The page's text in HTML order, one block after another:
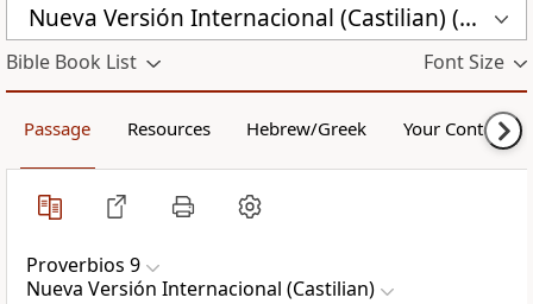
Nueva Versión Internacional (Castilian) (CST)
Bible Book List Font Size
Passage Resources Hebrew/Greek Your Content
Proverbios 9
Nueva Versión Internacional (Castilian)